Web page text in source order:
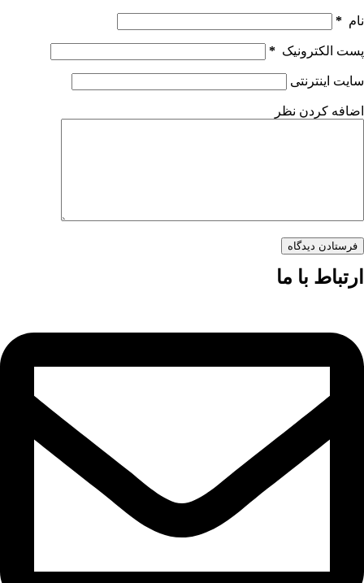
نام *
پست الکترونیک *
سایت اینترنتی
اضافه کردن نظر
فرستادن دیدگاه
ارتباط با ما